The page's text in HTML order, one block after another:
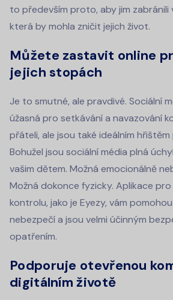
to především proto, aby jim zabránili
která by mohla zničit jejich život.
Můžete zastavit online
jejich stopách
Je to smutné, ale pravdivé. Sociální
úžasná pro setkávání a navazování
přáteli, ale jsou také ideálním
Bohužel jsou sociální média plná
vašim dětem. Možná emocionálně
Možná dokonce fyzicky. Aplikace
kontrolu, jako je Eyezy, vám
nebezpečí a jsou velmi účinným
opatřením.
Podporuje otevřenou
digitálním životě